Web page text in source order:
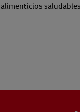
alimenticios saludables.